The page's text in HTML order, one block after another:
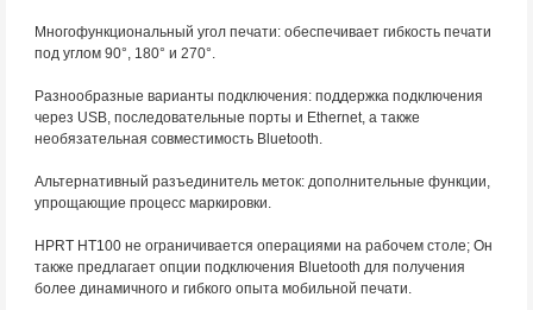
Многофункциональный угол печати: обеспечивает гибкость печати
под углом 90°, 180° и 270°.
Разнообразные варианты подключения: поддержка подключения
через USB, последовательные порты и Ethernet, а также
необязательная совместимость Bluetooth.
Альтернативный разъединитель меток: дополнительные функции,
упрощающие процесс маркировки.
HPRT HT100 не ограничивается операциями на рабочем столе; Он
также предлагает опции подключения Bluetooth для получения
более динамичного и гибкого опыта мобильной печати.